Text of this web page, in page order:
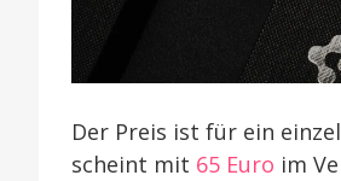
Der Preis ist für ein
scheint mit 65 Euro im